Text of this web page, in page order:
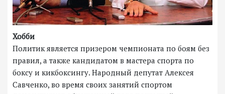
Хобби
Политик является призером чемпионата по боям без
правил, а также кандидатом в мастера спорта по
боксу и кикбоксингу. Народный депутат Алексея
Савченко, во время своих занятий спортом